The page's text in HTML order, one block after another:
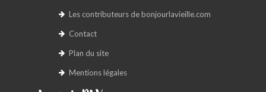
Les contributeurs de bonjourlavieille.com
Contact
Plan du site
Mentions légales